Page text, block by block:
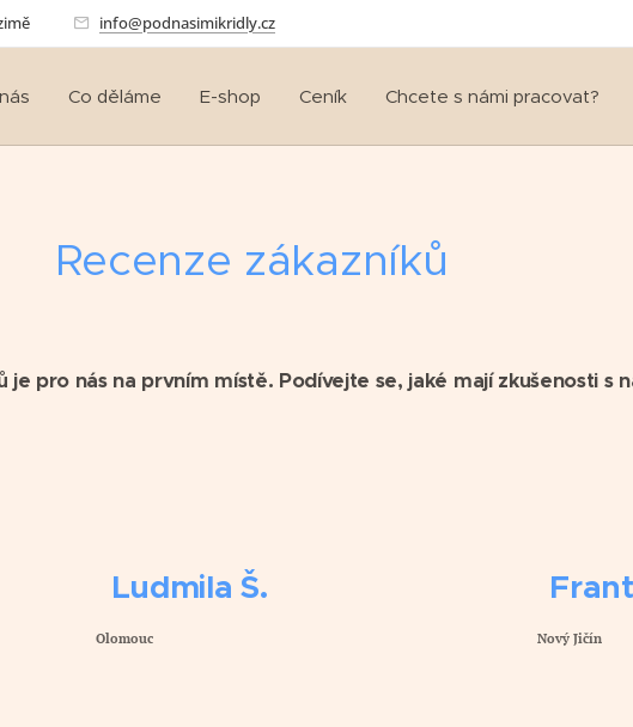
info@podnasimikridly.cz
Co děláme E-shop Ceník Chcete s námi pracovat?
Recenze zákazníků
je pro nás na prvním místě. Podívejte se, jaké mají zkušenosti s
🍀 Ludmila Š.
Olomouc
🍀
Nový Jičín